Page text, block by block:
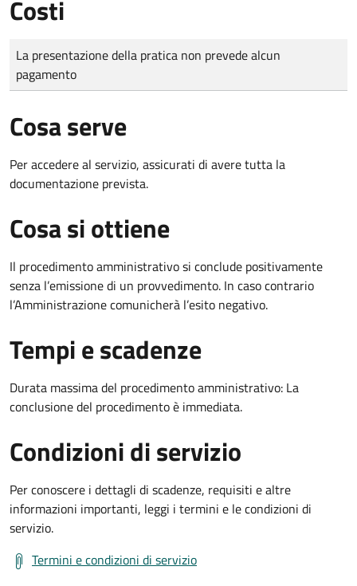
Costi
Tipo di pagamento
Importo
La presentazione della pratica non prevede alcun
pagamento
Cosa serve
Per accedere al servizio, assicurati di avere tutta la
documentazione prevista.
Cosa si ottiene
Il procedimento amministrativo si conclude positivamente
senza l’emissione di un provvedimento. In caso contrario
l’Amministrazione comunicherà l’esito negativo.
Tempi e scadenze
Durata massima del procedimento amministrativo: La
conclusione del procedimento è immediata.
Condizioni di servizio
Per conoscere i dettagli di scadenze, requisiti e altre
informazioni importanti, leggi i termini e le condizioni di
servizio.
Termini e condizioni di servizio